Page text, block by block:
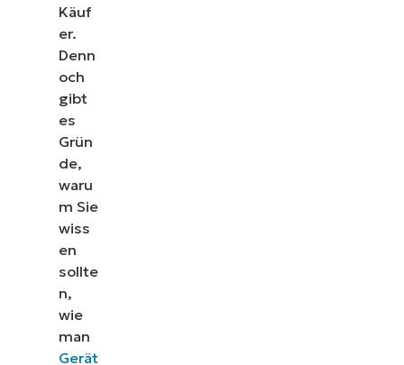
Käuf
er.
Denn
och
gibt
es
Grün
de,
waru
m Sie
wiss
en
sollte
n,
wie
man
Gerät